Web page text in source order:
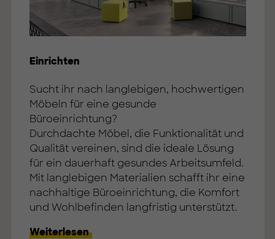
Einrichten
Sucht ihr nach langlebigen, hochwertigen
Möbeln für eine gesunde
Büroeinrichtung?
Durchdachte Möbel, die Funktionalität und
Qualität vereinen, sind die ideale Lösung
für ein dauerhaft gesundes Arbeitsumfeld.
Mit langlebigen Materialien schafft ihr eine
nachhaltige Büroeinrichtung, die Komfort
und Wohlbefinden langfristig unterstützt.
Weiterlesen